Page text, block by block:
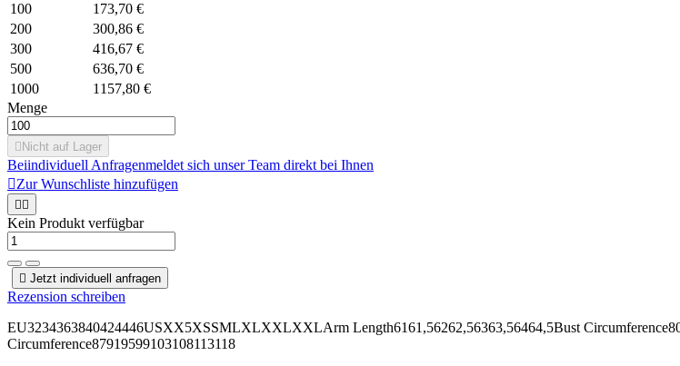
100
173,70 €
200
300,86 €
300
416,67 €
500
636,70 €
1000
1157,80 €
Menge
 Nicht auf Lager
Beiindividuell Anfragenmeldet sich unser Team direkt bei Ihnen
Zur Wunschliste hinzufügen
 
Kein Produkt verfügbar
 Jetzt individuell anfragen
Rezension schreiben
EU3234363840424446USXX5XSSMLXLXXLXXLArm Length6161,56262,56363,56464,5Bust
Circumference87919599103108113118